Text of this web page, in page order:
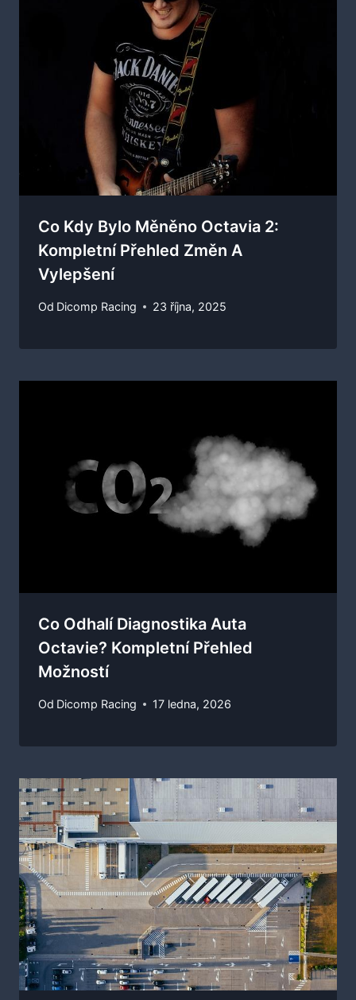
Co Kdy Bylo Měněno Octavia 2:
Kompletní Přehled Změn A
Vylepšení
Od Dicomp Racing 23 října, 2025
Co Odhalí Diagnostika Auta
Octavie? Kompletní Přehled
Možností
Od Dicomp Racing 17 ledna, 2026